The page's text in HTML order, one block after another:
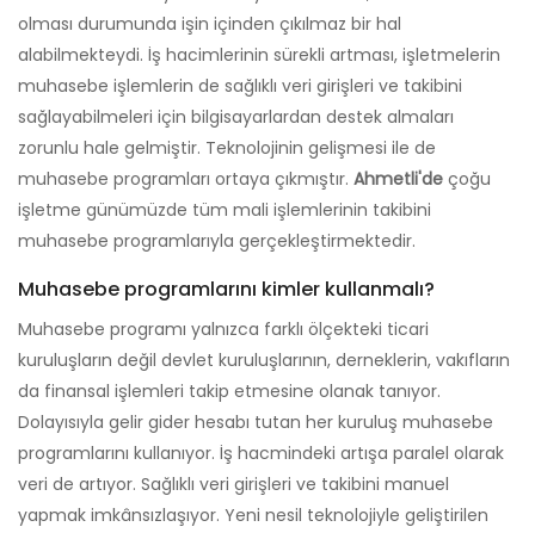
olması durumunda işin içinden çıkılmaz bir hal
alabilmekteydi. İş hacimlerinin sürekli artması, işletmelerin
muhasebe işlemlerin de sağlıklı veri girişleri ve takibini
sağlayabilmeleri için bilgisayarlardan destek almaları
zorunlu hale gelmiştir. Teknolojinin gelişmesi ile de
muhasebe programları ortaya çıkmıştır. Ahmetli'de çoğu
işletme günümüzde tüm mali işlemlerinin takibini
muhasebe programlarıyla gerçekleştirmektedir.
Muhasebe programlarını kimler kullanmalı?
Muhasebe programı yalnızca farklı ölçekteki ticari
kuruluşların değil devlet kuruluşlarının, derneklerin, vakıfların
da finansal işlemleri takip etmesine olanak tanıyor.
Dolayısıyla gelir gider hesabı tutan her kuruluş muhasebe
programlarını kullanıyor. İş hacmindeki artışa paralel olarak
veri de artıyor. Sağlıklı veri girişleri ve takibini manuel
yapmak imkânsızlaşıyor. Yeni nesil teknolojiyle geliştirilen